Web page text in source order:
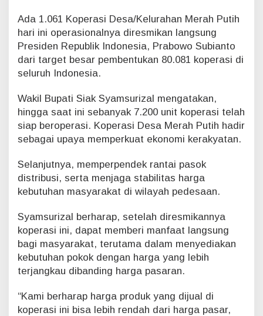
a
b
u
p
S
i
k
S
y
a
m
u
z
l
Ada 1.061 Koperasi Desa/Kelurahan Merah Putih
hari ini operasionalnya diresmikan langsung
Presiden Republik Indonesia, Prabowo Subianto
dari target besar pembentukan 80.081 koperasi di
seluruh Indonesia.
Wakil Bupati Siak Syamsurizal mengatakan,
hingga saat ini sebanyak 7.200 unit koperasi telah
siap beroperasi. Koperasi Desa Merah Putih hadir
sebagai upaya memperkuat ekonomi kerakyatan.
Selanjutnya, memperpendek rantai pasok
distribusi, serta menjaga stabilitas harga
kebutuhan masyarakat di wilayah pedesaan.
Syamsurizal berharap, setelah diresmikannya
koperasi ini, dapat memberi manfaat langsung
bagi masyarakat, terutama dalam menyediakan
kebutuhan pokok dengan harga yang lebih
terjangkau dibanding harga pasaran.
“Kami berharap harga produk yang dijual di
koperasi ini bisa lebih rendah dari harga pasar,